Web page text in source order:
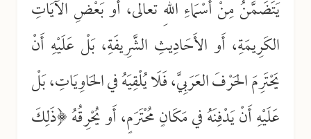
يَتَضَمَّنُ مِنْ أَسْمَاءِ اللهِ تعالى، أَو بَعْضِ الآيَاتِ
الكَرِيمَةِ، أَو الأَحَادِيثِ الشَّرِيفَةِ، بَلْ عَلَيْهِ أَنْ
يَحْتَرِمَ الحَرْفَ العَرَبِيَّ، فَلَا يُلْقِيَهُ في الحَاوِيَاتِ، بَلْ
عَلَيْهِ أَنْ يَدْفِنَهُ في مَكَانٍ مُحْتَرَمٍ، أَو يُحْرِقُهُ ﴿ذَلِكَ